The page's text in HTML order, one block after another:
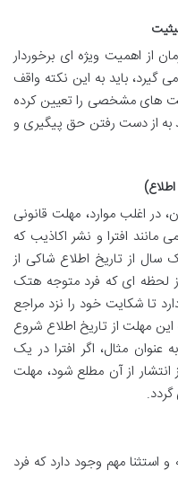
از اهمیت ویژه ای برخوردار
باید به این نکته واقف
های مشخصی را تعیین کرده
به از دست رفتن حق پیگیری و
در اغلب موارد، مهلت قانونی
افترا و نشر اکاذیب که
سال از تاریخ اطلاع شاکی از
لحظه ای که فرد متوجه هتک
شکایت خود را نزد مراجع
مهلت از تاریخ اطلاع شروع
مثال، اگر افترا در یک
از آن مطلع شود، مهلت
مهم وجود دارد که فرد